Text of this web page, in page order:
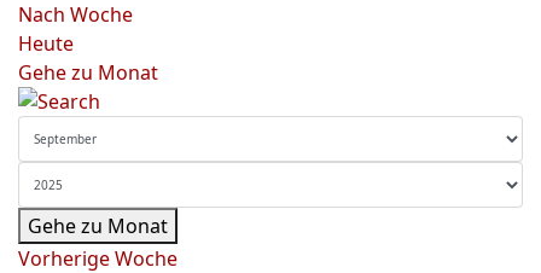
Nach Woche
Heute
Gehe zu Monat
Gehe zu Monat
Vorherige Woche